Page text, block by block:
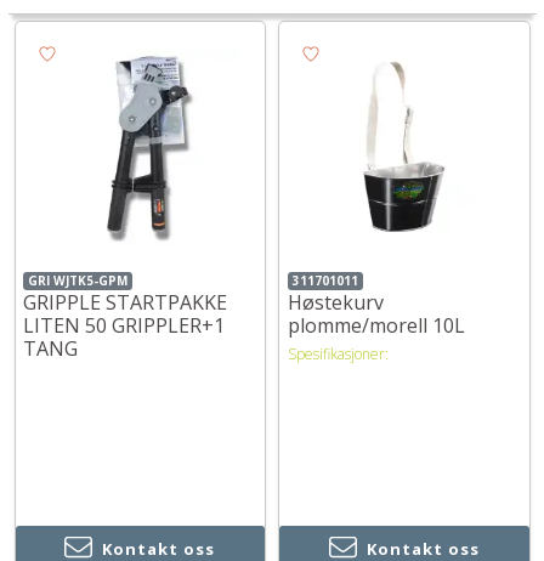
GRI WJTK5-GPM
GRIPPLE STARTPAKKE
LITEN 50 GRIPPLER+1
TANG
Kontakt oss
311701011
Høstekurv
plomme/morell 10L
Spesifikasjoner:
Kontakt oss